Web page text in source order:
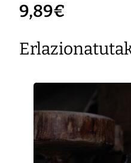
9,89€